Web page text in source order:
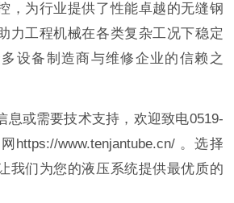
，为行业提供了性能卓越的无缝钢
力工程机械在各类复杂工况下稳定
设备制造商与维修企业的信赖之
息或需要技术支持，欢迎致电0519-
https://www.tenjantube.cn/ 。选择
我们为您的液压系统提供最优质的